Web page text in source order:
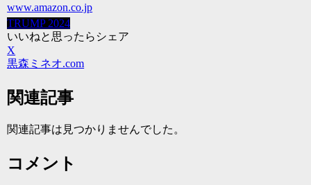
www.amazon.co.jp
TRUMP 2024
いいねと思ったらシェア
X
黒森ミネオ.com
関連記事
関連記事は見つかりませんでした。
コメント